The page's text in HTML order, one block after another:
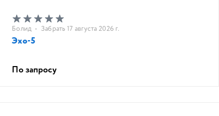
Болид • Забрать 17 августа 2026 г.
Эхо-5
По запросу